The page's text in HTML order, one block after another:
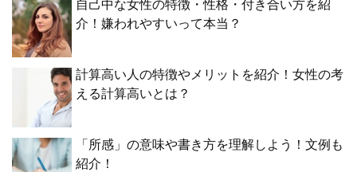
自己中な女性の特徴・性格・付き合い方を紹
介！嫌われやすいって本当？
計算高い人の特徴やメリットを紹介！女性の考
える計算高いとは？
「所感」の意味や書き方を理解しよう！文例も
紹介！